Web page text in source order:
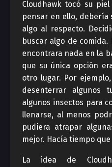
Cloudhawk tocó su
pensar en ello, debería
algo al respecto.
buscar algo de
encontrara nada en la
que su única opción
otro lugar. Por
desenterrar algunos
algunos insectos para
llenarse, al menos
pudiera atrapar
mejor. Hacía tiempo
La idea de